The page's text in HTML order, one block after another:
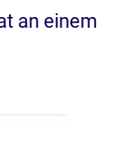
an einem